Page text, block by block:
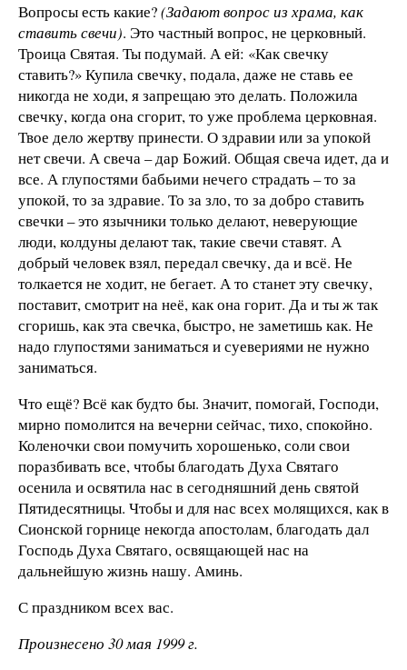
Вопросы есть какие?(Задают вопрос из храма, как
ставить свечи). Это частный вопрос, не церковный.
Троица Святая. Ты подумай. А ей: «Как свечку
ставить?» Купила свечку, подала, даже не ставь ее
никогда не ходи, я запрещаю это делать. Положила
свечку, когда она сгорит, то уже проблема церковная.
Твое дело жертву принести. О здравии или за упокой
нет свечи. А свеча – дар Божий. Общая свеча идет, да и
все. А глупостями бабьими нечего страдать – то за
упокой, то за здравие. То за зло, то за добро ставить
свечки – это язычники только делают, неверующие
люди, колдуны делают так, такие свечи ставят. А
добрый человек взял, передал свечку, да и всё. Не
толкается не ходит, не бегает. А то станет эту свечку,
поставит, смотрит на неё, как она горит. Да и ты ж так
сгоришь, как эта свечка, быстро, не заметишь как. Не
надо глупостями заниматься и суевериями не нужно
заниматься.
Что ещё? Всё как будто бы. Значит, помогай, Господи,
мирно помолится на вечерни сейчас, тихо, спокойно.
Коленочки свои помучить хорошенько, соли свои
поразбивать все, чтобы благодать Духа Святаго
осенила и освятила нас в сегодняшний день святой
Пятидесятницы. Чтобы и для нас всех молящихся, как в
Сионской горнице некогда апостолам, благодать дал
Господь Духа Святаго, освящающей нас на
дальнейшую жизнь нашу. Аминь.
С праздником всех вас.
Произнесено 30 мая 1999 г.